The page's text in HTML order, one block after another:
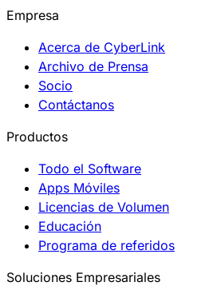
Empresa
Acerca de CyberLink
Archivo de Prensa
Socio
Contáctanos
Productos
Todo el Software
Apps Móviles
Licencias de Volumen
Educación
Programa de referidos
Soluciones Empresariales